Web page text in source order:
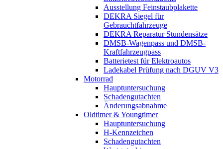
Ausstellung Feinstaubplakette
DEKRA Siegel für
Gebrauchtfahrzeuge
DEKRA Reparatur Stundensätze
DMSB-Wagenpass und DMSB-
Kraftfahrzeugpass
Batterietest für Elektroautos
Ladekabel Prüfung nach DGUV V3
Motorrad
Hauptuntersuchung
Schadengutachten
Änderungsabnahme
Oldtimer & Youngtimer
Hauptuntersuchung
H-Kennzeichen
Schadengutachten